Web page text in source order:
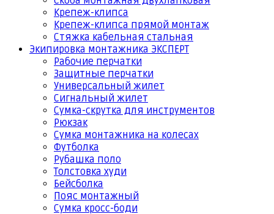
Крепеж-клипса
Крепеж-клипса прямой монтаж
Стяжка кабельная стальная
Экипировка монтажника ЭКСПЕРТ
Рабочие перчатки
Защитные перчатки
Универсальный жилет
Сигнальный жилет
Сумка-скрутка для инструментов
Рюкзак
Сумка монтажника на колесах
Футболка
Рубашка поло
Толстовка худи
Бейсболка
Пояс монтажный
Сумка кросс-боди